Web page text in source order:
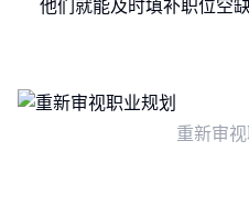
他们就能及时填补职位空
重新审